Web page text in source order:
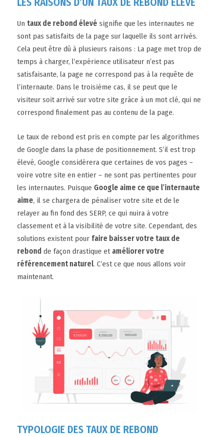
Un taux de rebond élevé signifie que les internautes ne
sont pas satisfaits de la page sur laquelle ils sont arrivés.
Cela peut être dû à plusieurs raisons : La page met trop de
temps à charger, l’expérience utilisateur n’est pas
satisfaisante, la page ne correspond pas à la requête de
l’internaute. Dans le troisième cas, il se peut que le
visiteur soit arrivé sur votre site grâce à un mot clé, qui ne
correspond finalement pas au contenu de la page.
Le taux de rebond est pris en compte par les algorithmes
de Google dans la phase de positionnement. S’il est trop
élevé, Google considérera que certaines de vos pages –
voire votre site en entier – ne sont pas pertinentes pour
les internautes. Puisque Google aime ce que l’internaute
aime, il se chargera de pénaliser votre site et de le
relayer au fin fond des SERP, ce qui nuira à votre
classement et à la visibilité de votre site. Cependant, des
solutions existent pour faire baisser votre taux de
rebond de façon drastique et améliorer votre
référencement naturel. C’est ce que nous allons voir
maintenant.
TYPOLOGIE DES TAUX DE REBOND